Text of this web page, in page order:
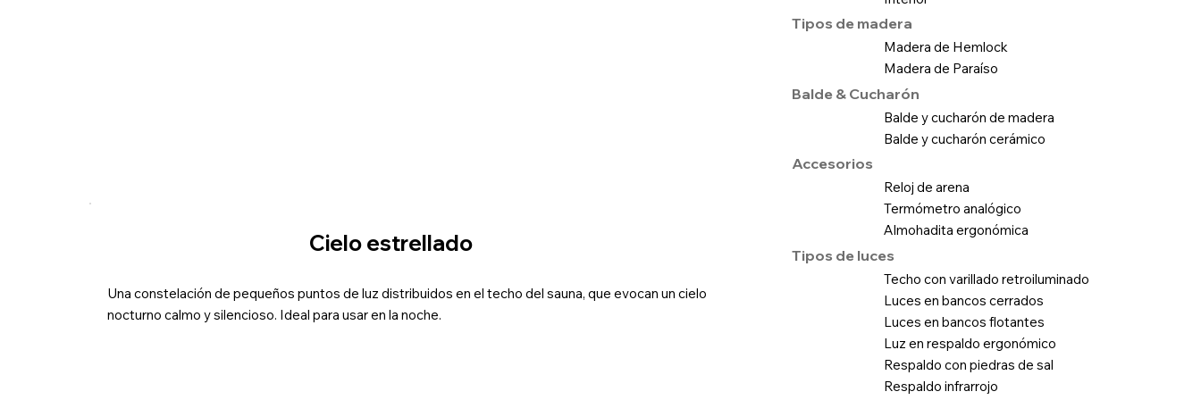
Cielo estrellado
Una constelación de pequeños puntos de luz distribuidos en el techo del sauna, que evocan un cielo
nocturno calmo y silencioso. Ideal para usar en la noche.
Tipos de madera
Madera de Hemlock
Madera de Paraíso
Balde & Cucharón
Balde y cucharón de madera
Balde y cucharón cerámico
Accesorios
Reloj de arena
Termómetro analógico
Almohadita ergonómica
Tipos de luces
Techo con varillado retroiluminado
Luces en bancos cerrados
Luces en bancos flotantes
Luz en respaldo ergonómico
Respaldo con piedras de sal
Respaldo infrarrojo